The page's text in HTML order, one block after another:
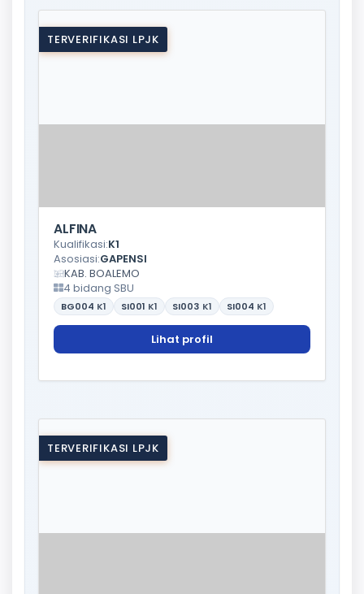
TERVERIFIKASI LPJK
ALFINA
Kualifikasi:K1
Asosiasi:GAPENSI
KAB. BOALEMO
4 bidang SBU
BG004 K1 SI001 K1 SI003 K1 SI004 K1
Lihat profil
TERVERIFIKASI LPJK